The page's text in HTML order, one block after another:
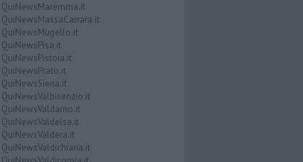
QuiNewsMaremma.it
QuiNewsMassaCarrara.it
QuiNewsMugello.it
QuiNewsPisa.it
QuiNewsPistoia.it
QuiNewsPrato.it
QuiNewsSiena.it
QuiNewsValbisenzio.it
QuiNewsValdarno.it
QuiNewsValdelsa.it
QuiNewsValdera.it
QuiNewsValdichiana.it